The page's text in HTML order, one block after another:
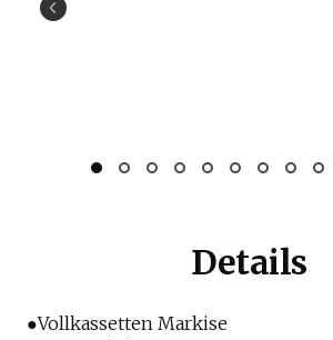
Details
●Vollkassetten Markise